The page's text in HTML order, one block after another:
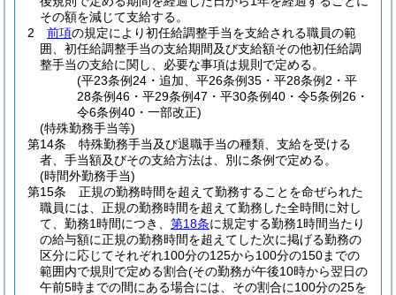
その額を減じて支給する。
2
前項の規定により初任給調整手当を支給される職員の範
囲、初任給調整手当の支給期間及び支給額その他初任給調
整手当の支給に関し、必要な事項は規則で定める。
(平23条例24・追加、平26条例35・平28条例2・平
28条例46・平29条例47・平30条例40・令5条例26・
令6条例40・一部改正)
(特殊勤務手当等)
第14条
特殊勤務手当及び退職手当の種類、支給を受ける
者、手当額及びその支給方法は、別に条例で定める。
(時間外勤務手当)
第15条
正規の勤務時間を超えて勤務することを命ぜられた
職員には、正規の勤務時間を超えて勤務した全時間に対し
て、勤務1時間につき、 第18条に規定する勤務1時間当たり
の給与額に正規の勤務時間を超えてした次に掲げる勤務の
区分に応じてそれぞれ100分の125から100分の150までの
範囲内で規則で定める割合(その勤務が午後10時から翌日の
午前5時までの間にある場合には、その割合に100分の25を